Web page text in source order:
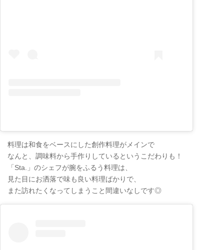
料理は和食をベースにした創作料理がメインで
なんと、調味料から手作りしているというこだわりも！
「Sta.」のシェフが腕をふるう料理は、
見た目にお洒落で味も良い料理ばかりで、
また訪れたくなってしまうこと間違いなしです◎